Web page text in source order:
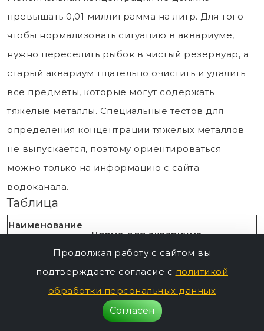
превышать 0,01 миллиграмма на литр. Для того
чтобы нормализовать ситуацию в аквариуме,
нужно переселить рыбок в чистый резервуар, а
старый аквариум тщательно очистить и удалить
все предметы, которые могут содержать
тяжелые металлы. Специальные тестов для
определения концентрации тяжелых металлов
не выпускается, поэтому ориентироваться
можно только на информацию с сайта
водоканала.
Таблица
Наименование
Норма для аквариума
Окисляемость
5 миллиграмм на литр
Продолжая работу с сайтом вы
подтверждаете согласие с политикой
обработки персональных данных
Согласен